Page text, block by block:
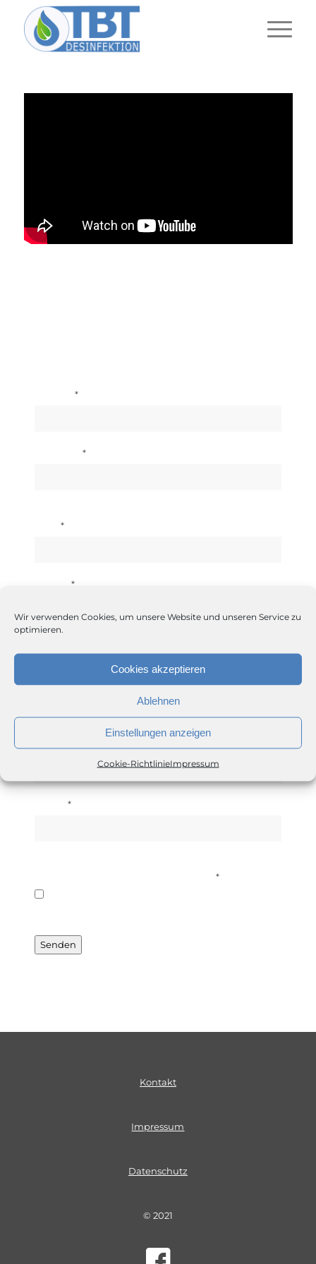
Wir verwenden Cookies, um unsere Website und unseren Service zu
optimieren.
Cookies akzeptieren
Ablehnen
Einstellungen anzeigen
Cookie-RichtlinieImpressum
*
*
*
*
Senden Sie uns eine Nachricht!
E-Mail*
*
*
Ich habe die Datenschutzerklärung gelesen und
Senden
Kontakt
Impressum
Datenschutz
© 2021